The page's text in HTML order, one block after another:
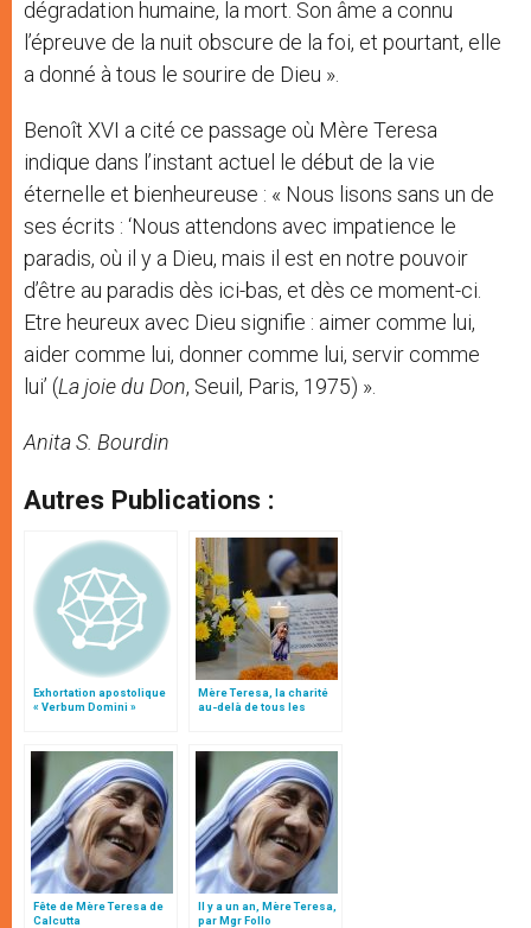
dégradation humaine, la mort. Son âme a connu
l’épreuve de la nuit obscure de la foi, et pourtant, elle
a donné à tous le sourire de Dieu ».
Benoît XVI a cité ce passage où Mère Teresa
indique dans l’instant actuel le début de la vie
éternelle et bienheureuse : « Nous lisons sans un de
ses écrits : ‘Nous attendons avec impatience le
paradis, où il y a Dieu, mais il est en notre pouvoir
d’être au paradis dès ici-bas, et dès ce moment-ci.
Etre heureux avec Dieu signifie : aimer comme lui,
aider comme lui, donner comme lui, servir comme
lui’ (La joie du Don, Seuil, Paris, 1975) ».
Anita S. Bourdin
Autres Publications :
Exhortation apostolique
« Verbum Domini »
Mère Teresa, la charité
au-delà de tous les
Fête de Mère Teresa de
Calcutta
Il y a un an, Mère Teresa,
par Mgr Follo